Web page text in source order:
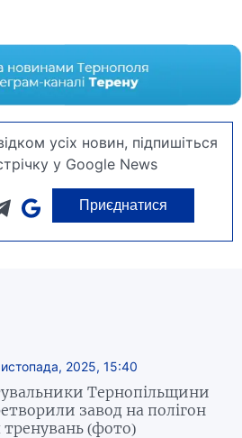
усіх новин, підпишіться
у Google News
Приєднатися
2025, 15:40
Тернопільщини
завод на полігон
тренувань (фото)